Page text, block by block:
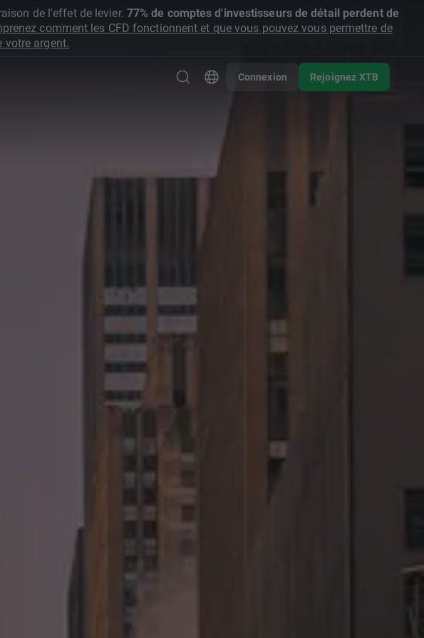
de l'effet de levier. 77% de comptes d'investisseurs de détail perdent de
comment les CFD fonctionnent et que vous pouvez vous permettre de
votre argent.
Connexion Rejoignez XTB